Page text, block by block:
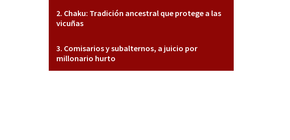
Chaku: Tradición ancestral que protege a las
vicuñas
Comisarios y subalternos, a juicio por
millonario hurto